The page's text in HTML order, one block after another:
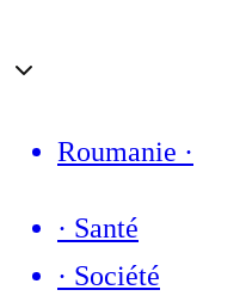
Roumanie ·
· Santé
· Société